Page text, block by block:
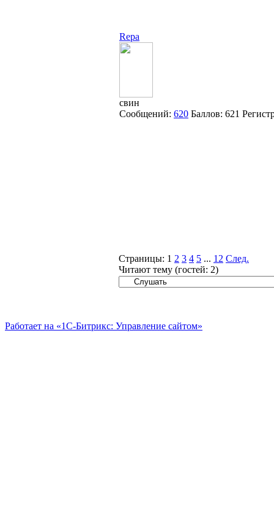
Repa
свин
Сообщений: 620 Баллов: 621
Страницы: 1 2 3 4 5 ... 12 След.
Читают тему (гостей: 2)
Работает на «1С-Битрикс: Управление сайтом»